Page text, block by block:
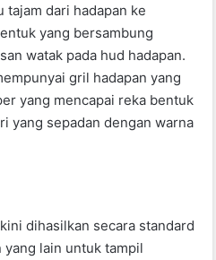
tajam dari hadapan ke
yang bersambung
watak pada hud hadapan.
gril hadapan yang
yang mencapai reka bentuk
yang sepadan dengan warna
dihasilkan secara standard
lain untuk tampil